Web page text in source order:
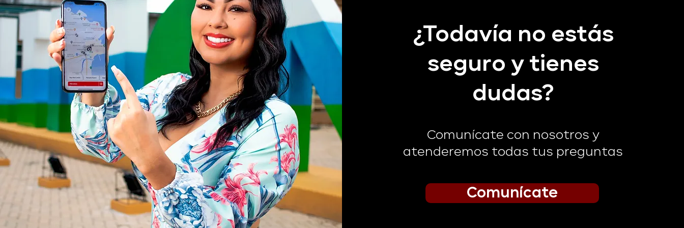
¿Todavía no estás
seguro y tienes
dudas?
Comunícate con nosotros y
atenderemos todas tus preguntas
Comunícate